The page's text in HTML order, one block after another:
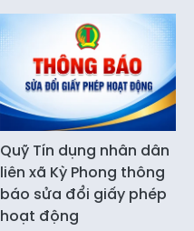
Quỹ Tín dụng nhân dân
liên xã Kỳ Phong thông
báo sửa đổi giấy phép
hoạt động